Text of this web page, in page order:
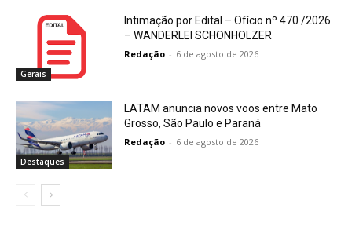
Gerais
Intimação por Edital – Ofício nº 470 /2026
– WANDERLEI SCHONHOLZER
Redação - 6 de agosto de 2026
Destaques
LATAM anuncia novos voos entre Mato
Grosso, São Paulo e Paraná
Redação - 6 de agosto de 2026